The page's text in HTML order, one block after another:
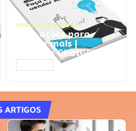
NEGÓCIOS, VENDAS
Faça ações para
vender mais |
Prompts ChatGPT
ARTIGOS